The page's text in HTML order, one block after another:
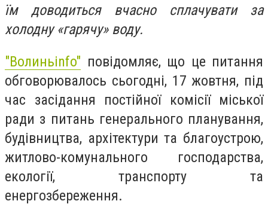
їм доводиться вчасно сплачувати за
холодну «гарячу» воду.
"Волиньinfo" повідомляє, що це питання
обговорювалось сьогодні, 17 жовтня, під
час засідання постійної комісії міської
ради з питань генерального планування,
будівництва, архітектури та благоустрою,
житлово-комунального господарства,
екології, транспорту та
енергозбереження.